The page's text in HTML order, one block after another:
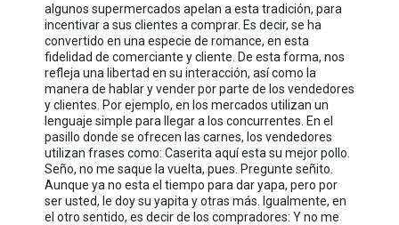
algunos supermercados apelan a esta tradición, para
incentivar a sus clientes a comprar. Es decir, se ha
convertido en una especie de romance, en esta
fidelidad de comerciante y cliente. De esta forma, nos
refleja una libertad en su interacción, así como la
manera de hablar y vender por parte de los vendedores
y clientes. Por ejemplo, en los mercados utilizan un
lenguaje simple para llegar a los concurrentes. En el
pasillo donde se ofrecen las carnes, los vendedores
utilizan frases como: Caserita aquí esta su mejor pollo.
Seño, no me saque la vuelta, pues. Pregunte señito.
Aunque ya no esta el tiempo para dar yapa, pero por
ser usted, le doy su yapita y otras más. Igualmente, en
el otro sentido, es decir de los compradores: Y no me